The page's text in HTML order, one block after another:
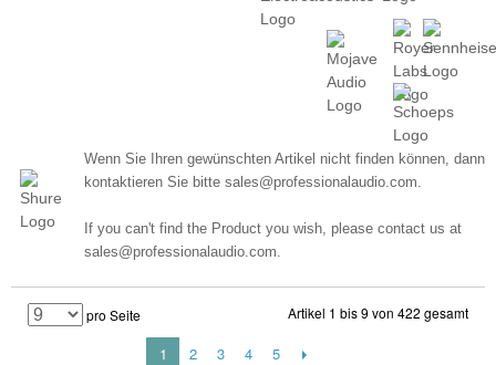
Wenn Sie Ihren gewünschten Artikel nicht finden können, dann
kontaktieren Sie bitte sales@professionalaudio.com.
If you can't find the Product you wish, please contact us at
sales@professionalaudio.com.
Artikel 1 bis 9 von 422 gesamt
pro Seite
1 2 3 4 5